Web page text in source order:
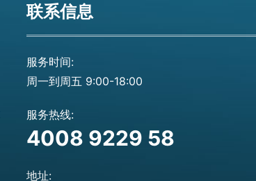
联系信息
服务时间:
周一到周五 9:00-18:00
服务热线:
4008 9229 58
地址: